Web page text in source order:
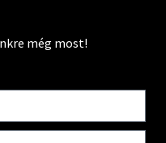
még most!